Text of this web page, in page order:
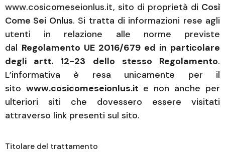
www.cosicomeseionlus.it, sito di proprietà di Così
Come Sei Onlus. Si tratta di informazioni rese agli
utenti in relazione alle norme previste
dal Regolamento UE 2016/679 ed in particolare
degli artt. 12-23 dello stesso Regolamento.
L’informativa è resa unicamente per il
sito www.cosicomeseionlus.it e non anche per
ulteriori siti che dovessero essere visitati
attraverso link presenti sul sito.
Titolare del trattamento